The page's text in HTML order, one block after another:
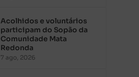
Acolhidos e voluntários
participam do Sopão da
Comunidade Mata
Redonda
7 ago, 2026